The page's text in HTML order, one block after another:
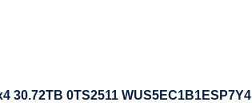
30.72TB 0TS2511 WUS5EC1B1ESP7Y4